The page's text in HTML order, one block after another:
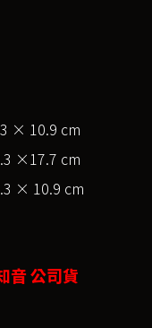
× 10.9 cm
×17.7 cm
× 10.9 cm
音 公司貨